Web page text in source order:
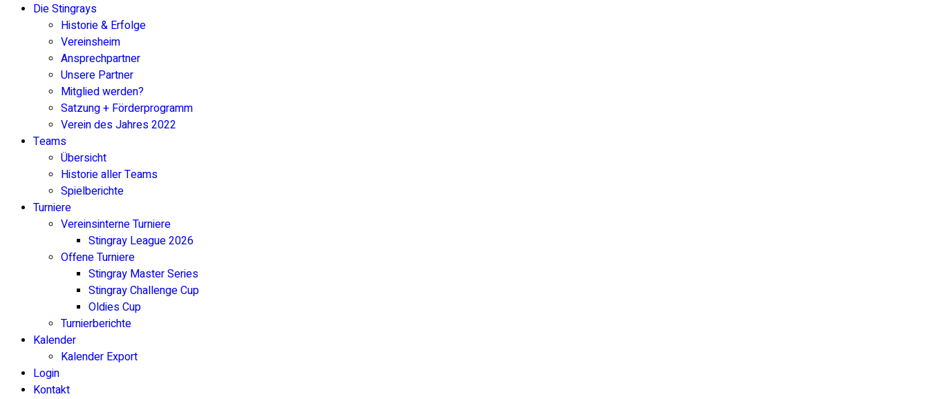
Die Stingrays
Historie & Erfolge
Vereinsheim
Ansprechpartner
Unsere Partner
Mitglied werden?
Satzung + Förderprogramm
Verein des Jahres 2022
Teams
Übersicht
Historie aller Teams
Spielberichte
Turniere
Vereinsinterne Turniere
Stingray League 2026
Offene Turniere
Stingray Master Series
Stingray Challenge Cup
Oldies Cup
Turnierberichte
Kalender
Kalender Export
Login
Kontakt